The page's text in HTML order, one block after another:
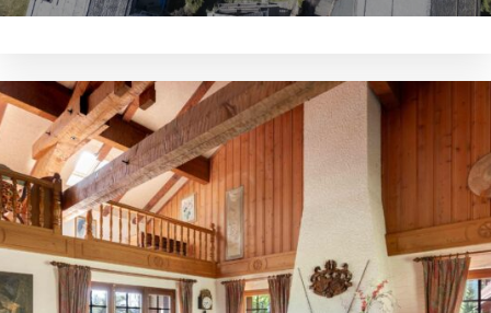
résidence principale (suisses, permis B / C).